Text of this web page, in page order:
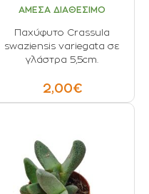
ΑΜΕΣΑ ΔΙΑΘΕΣΙΜΟ
Παχύφυτο Crassula
swaziensis variegata σε
γλάστρα 5,5cm.
2,00€